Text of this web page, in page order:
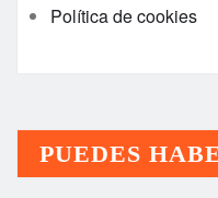
Política de cookies
PUEDES